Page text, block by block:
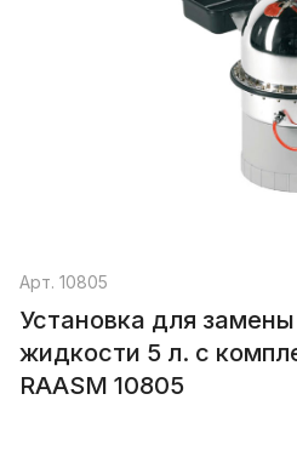
Арт. 10805
Установка для
жидкости 5 л. с
RAASM 10805